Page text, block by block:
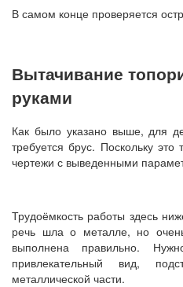
В самом конце проверяется
Вытачивание
руками
Как было указано выше, для
требуется брус. Поскольку это
чертежи с выведенными
Трудоёмкость работы здесь
речь шла о металле, но
выполнена правильно.
привлекательный вид,
металлической части.